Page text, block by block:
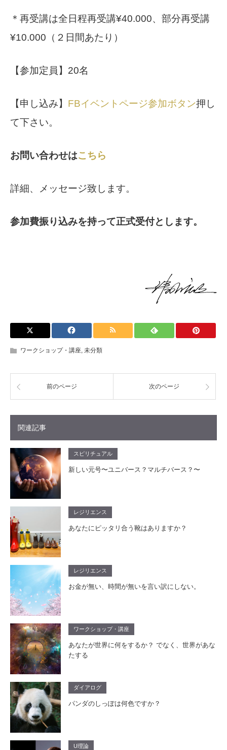
＊再受講は全日程再受講¥40.000、部分再受講
¥10.000（２日間あたり）
【参加定員】20名
【申し込み】 FBイベントページ参加ボタン押し
て下さい。
お問い合わせはこちら
詳細、メッセージ致します。
参加費振り込みを持って正式受付とします。
ワークショップ・講座, 未分類
前のページ 次のページ
関連記事
スピリチュアル
新しい元号〜ユニバース？マルチバース？〜
レジリエンス
あなたにピッタリ合う靴はありますか？
レジリエンス
お金が無い、時間が無いを言い訳にしない。
ワークショップ・講座
あなたが世界に何をするか？ でなく、世界があな
たする
ダイアログ
パンダのしっぽは何色ですか？
U理論